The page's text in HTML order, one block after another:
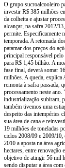
O grupo sucroalcooleiro
investir R$ 385 milhões
da colheita e ajustar
alcançar, na safra 2012/
permite. Especificamente
temporada. A retomada
patamar dos preços do
principal responsável
para R$ 1,45 bilhão. A
fase final, deverá somar
milhões. A queda, explica
remonta à safra passada,
processamento neste
industrialização subiram,
também tivemos uma
despeito das intempéries
sua área de cana e
19 milhões de toneladas
ciclos 2008/09 e 2009/10,
2010 a aposta na área
hectares, entre renovação
objetivo de atingir 56 mil
sendo disputar a área